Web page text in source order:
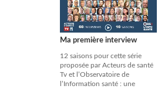
Ma première interview
12 saisons pour cette série
proposée par Acteurs de santé
Tv et l’Observatoire de
l’Information santé : une